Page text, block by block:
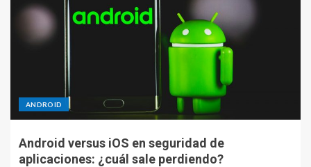
ANDROID
Android versus iOS en seguridad de
aplicaciones: ¿cuál sale perdiendo?